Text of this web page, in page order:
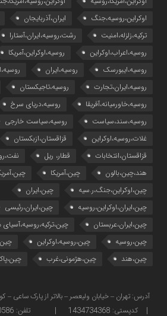
اوکراین،روسیه،جنگ
ایران،آذربایجان
ترکیه،زلزله،امنیت
رشت،روسیه،ایران،آستارا
روسیه،اعراب،اوکراین
روسیه،اوکراین،آمریکا
روسیه،ایبورسک
روسیه،ایران
روسیه،ایران،تجارت
روسیه،تاجیکستان
روسیه،خاورمیانه،آفریقا
روسیه،دریای سرخ
روسیه،سند،سیاست
روسیه،سیاست خارجی
غلات،روسیه،اوکراین
قزاقستان،ازبکستان
قزاقستان،انتخابات
قطار، ریل
هند،چین،بالون
چین،آمریکا
چین،اوکراین،جنگ،ر.سیه
چین،ایران
چین،ایران،اوکراین،روسیه
چین،ایران،رئیسی
چین،ایران،عربستان
چین،روسیه
چین،روسیه،اوکراین
چین،هند
چین،هژمونی،غرب